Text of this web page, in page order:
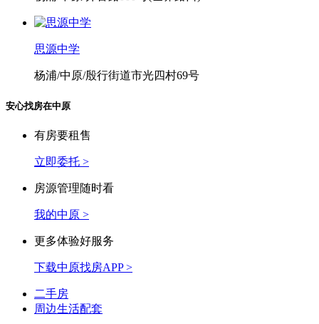
上海市杨浦区开鲁新村第一小学
杨浦/中原/开鲁路555号(世界路口)
思源中学
杨浦/中原/殷行街道市光四村69号
安心找房在中原
有房要租售
立即委托 >
房源管理随时看
我的中原 >
更多体验好服务